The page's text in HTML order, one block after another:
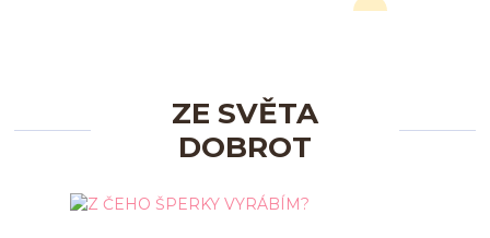
ZE SVĚTA
DOBROT